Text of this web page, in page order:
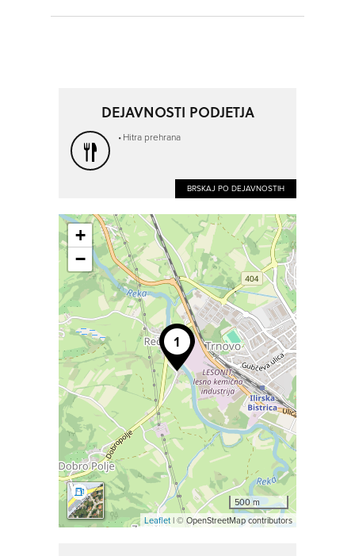
DEJAVNOSTI PODJETJA
Hitra prehrana
BRSKAJ PO DEJAVNOSTIH
+
−
500 m
Leaflet| © OpenStreetMap contributors